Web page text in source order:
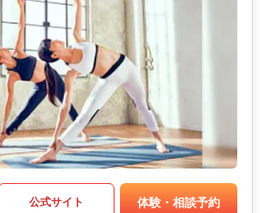
公式サイト 体験・相談予約